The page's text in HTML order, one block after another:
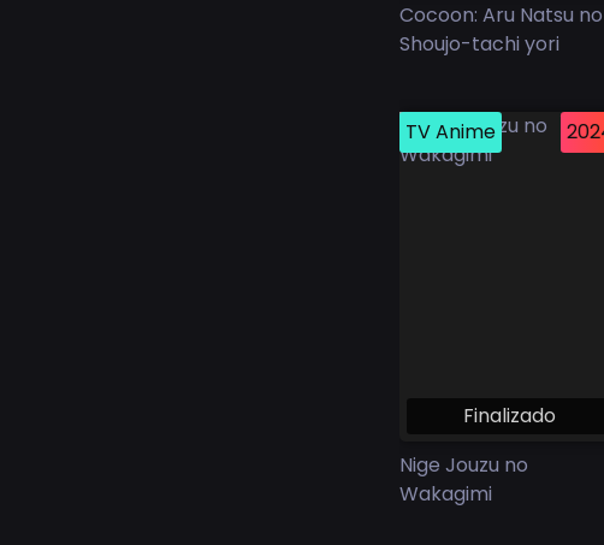
Cocoon: Aru Natsu no
Shoujo-tachi yori
TV Anime
Finalizado
Nige Jouzu no
Wakagimi